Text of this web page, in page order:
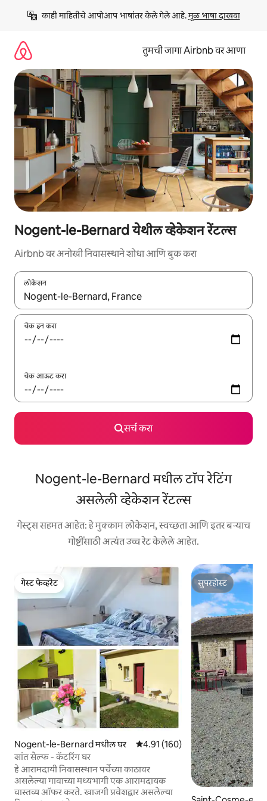
काही माहितीचे आपोआप भाषांतर केले गेले आहे. मूळ भाषा दाखवा
तुमची जागा Airbnb वर आणा
Nogent-le-Bernard येथील व्हेकेशन रेंटल्स
Airbnb वर अनोखी निवासस्थाने शोधा आणि बुक करा
लोकेशन
जेव्हा परिणाम उपलब्ध असतील, तेव्हा वरच्या आणि खाली बाणांच्या किजसह
चेक इन करा
चेक आऊट करा
सर्च करा
Nogent-le-Bernard मधील टॉप रेटिंग
असलेली व्हेकेशन रेंटल्स
गेस्ट्स सहमत आहेत: हे मुक्काम लोकेशन, स्वच्छता आणि इतर बऱ्याच
गोष्टींसाठी अत्यंत उच्च रेट केलेले आहेत.
गेस्ट फेव्हरेट
गेस्ट फेव्हरेट
Nogent-le-Bernard मधील घर 5 पैकी 4.91 सरासरी रेटिंग, 160 रिव्ह्यूज
4.91 (160)
शांत सेल्फ - कॅटरिंग घर
हे आरामदायी निवासस्थान पर्चेच्या काठावर
असलेल्या गावाच्या मध्यभागी एक आरामदायक
वास्तव्य ऑफर करते. खाजगी प्रवेशद्वार असलेल्या
सुपरहोस्ट
सुपरहोस्ट